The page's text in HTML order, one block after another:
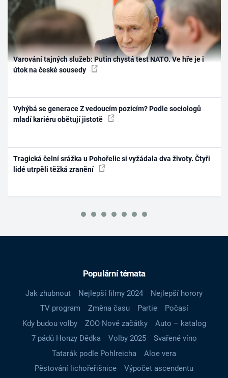
Varování tajných služeb: Putin chystá test NATO. Ve hře je i
útok na české sousedy
Vyhýbá se generace Z vedoucím pozicím? Podle sociologů
mladí kariéru obětují jistotě
Tragická čelní srážka u Pohořelic si vyžádala dva životy. Čtyři
lidé utrpěli těžká zranění
Populární témata
Jak zhubnout Nejlepší filmy 2024
Nejlepší horory
TV program
Změna času Partie
Počasí
Kdy budou volby
ZOO Nové začátky
Auto – katalog
7 pádů Honzy Dědka
Volby 2025
Svařené víno
Tatarák podle Pohlreicha
Aloe vera
Pěstování lichořeřišnice
Výpočet ascendentu